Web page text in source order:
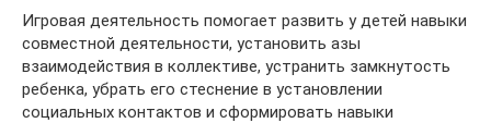
Игровая деятельность помогает развить у детей навыки
совместной деятельности, установить азы
взаимодействия в коллективе, устранить замкнутость
ребенка, убрать его стеснение в установлении
социальных контактов и сформировать навыки